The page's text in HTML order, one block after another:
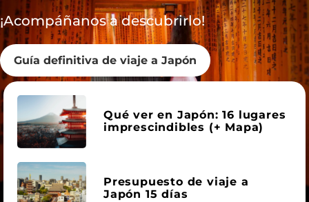
¡Acompáñanos a descubrirlo!
Guía definitiva de viaje a Japón
Qué ver en Japón: 16 lugares
imprescindibles (+ Mapa)
Presupuesto de viaje a
Japón 15 días